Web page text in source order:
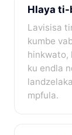
Hlaya ti-
Lavisisa
kumbe
hinkwato,
ku endla
mpfula.